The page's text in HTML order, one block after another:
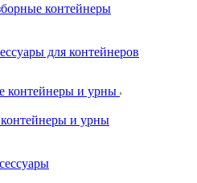
контейнеры
для контейнеров
контейнеры и урны
и урны